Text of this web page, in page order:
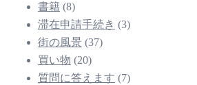
書籍 (8)
滞在申請手続き (3)
街の風景 (37)
買い物 (20)
質問に答えます (7)